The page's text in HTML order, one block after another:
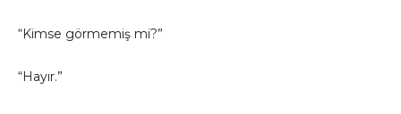
“Kimse görmemiş mi?”
“Hayır.”